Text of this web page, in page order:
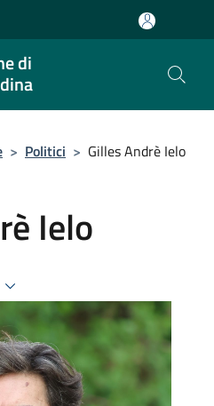
di
> Politici > Gilles Andrè Ielo
Ielo